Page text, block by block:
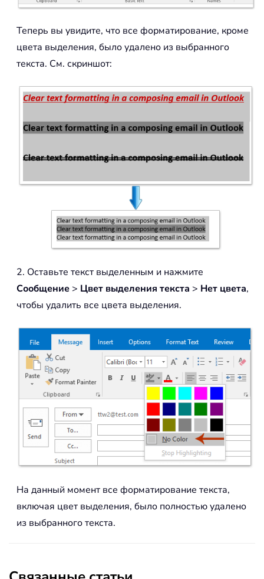
Теперь вы увидите, что все форматирование, кроме
цвета выделения, было удалено из выбранного
текста. См. скриншот:
2. Оставьте текст выделенным и нажмите
Сообщение > Цвет выделения текста > Нет цвета,
чтобы удалить все цвета выделения.
На данный момент все форматирование текста,
включая цвет выделения, было полностью удалено
из выбранного текста.